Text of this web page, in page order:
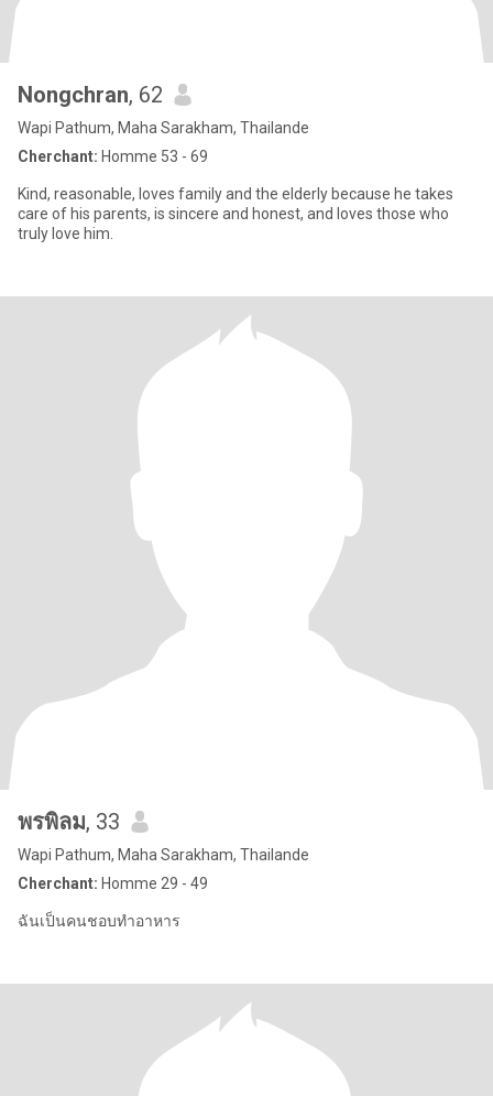
Nongchran, 62
Wapi Pathum, Maha Sarakham, Thailande
Cherchant: Homme 53 - 69
Kind, reasonable, loves family and the elderly because he takes
care of his parents, is sincere and honest, and loves those who
truly love him.
พรพิลม, 33
Wapi Pathum, Maha Sarakham, Thailande
Cherchant: Homme 29 - 49
ฉันเป็นคนชอบทำอาหาร